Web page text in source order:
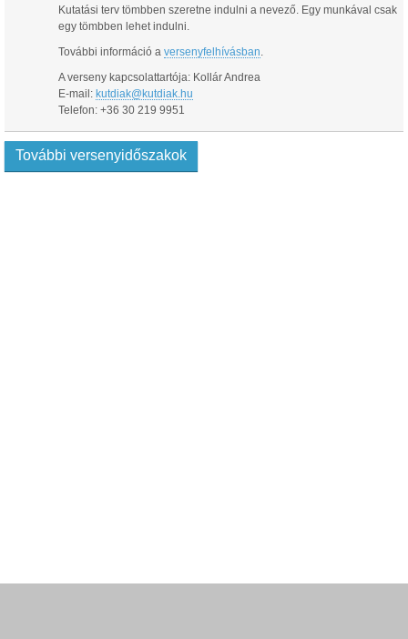
Kutatási terv tömbben szeretne indulni a nevező. Egy munkával csak
egy tömbben lehet indulni.
További információ a versenyfelhívásban
A verseny kapcsolattartója: Kollár Andrea
E-mail: kutdiak@kutdiak.hu
Telefon: +36 30 219 9951
További versenyidőszakok